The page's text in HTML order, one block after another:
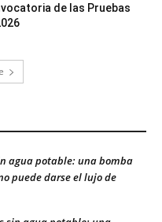
de las Pruebas
agua potable: una bomba
puede darse el lujo de